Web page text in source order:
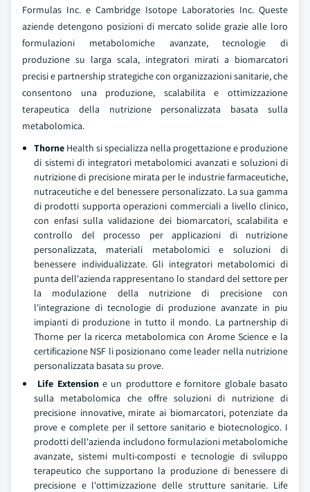
Formulas Inc. e Cambridge Isotope Laboratories Inc. Queste
aziende detengono posizioni di mercato solide grazie alle loro
formulazioni metabolomiche avanzate, tecnologie di
produzione su larga scala, integratori mirati a biomarcatori
precisi e partnership strategiche con organizzazioni sanitarie, che
consentono una produzione, scalabilita e ottimizzazione
terapeutica della nutrizione personalizzata basata sulla
metabolomica.
Thorne Health si specializza nella progettazione e produzione
di sistemi di integratori metabolomici avanzati e soluzioni di
nutrizione di precisione mirata per le industrie farmaceutiche,
nutraceutiche e del benessere personalizzato. La sua gamma
di prodotti supporta operazioni commerciali a livello clinico,
con enfasi sulla validazione dei biomarcatori, scalabilita e
controllo del processo per applicazioni di nutrizione
personalizzata, materiali metabolomici e soluzioni di
benessere individualizzate. Gli integratori metabolomici di
punta dell'azienda rappresentano lo standard del settore per
la modulazione della nutrizione di precisione con
l'integrazione di tecnologie di produzione avanzate in piu
impianti di produzione in tutto il mondo. La partnership di
Thorne per la ricerca metabolomica con Arome Science e la
certificazione NSF li posizionano come leader nella nutrizione
personalizzata basata su prove.
Life Extension e un produttore e fornitore globale basato
sulla metabolomica che offre soluzioni di nutrizione di
precisione innovative, mirate ai biomarcatori, potenziate da
prove e complete per il settore sanitario e biotecnologico. I
prodotti dell'azienda includono formulazioni metabolomiche
avanzate, sistemi multi-composti e tecnologie di sviluppo
terapeutico che supportano la produzione di benessere di
precisione e l'ottimizzazione delle strutture sanitarie. Life